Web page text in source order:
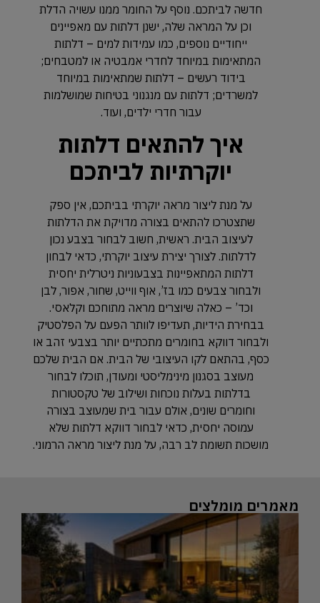
חדשה לביתכם. נוסף על החומר ממנו עשויה הדלת
וכן על המראה שלה, ישנן דלתות עם מאפיינים
ייחודיים נוספים, כמו עמידות למים – דלתות
המתאימות במיוחד לחדרי אמבטיה או למטבחים;
בידוד רעשים – דלתות שמתאימות במיוחד
למשרדים; דלתות עם מנגנוני בטיחות שמושלמות
עבור חדרי ילדים, ועוד.
איך להתאים דלתות
יוקרתיות לביתכם
על מנת ליצור מראה יוקרתי בביתכם, אין ספק
שתצטרכו להתאים בצורה מדויקת את הדלתות
לעיצוב הבית. ראשית, חשוב לבחור בצבע נכון
לדלתות. לצורך יצירת עיצוב יוקרתי, כדאי לבחון
דלתות המתאפיינות בצבעוניות ניטרלית יחסית
ולבחור צבעים כמו בז’, אוף ווייט, שחור, אפור, לבן
וכד’ – כאלה שיוצרים מראה מתוחכם וקלאסי.
בבחירת הידיות, תעדיפו לוותר הפעם על הפלסטיק
ולבחור דווקא בחומרים מתכתיים יותר בצבעי זהב או
כסף, בהתאם לקו העיצובי של הבית. אם הבית שלכם
מעוצב בסגנון מינימליסטי ומעודן, תוכלו לבחור
בדלתות בעלות נוכחות ושילוב של טקסטורות
וחומרים שונים, אולם עבור בית שמעוצב בצורה
עמוסה יחסית, כדאי לבחור דווקא דלתות שלא
מושכות תשומת לב רבה, על מנת ליצור מראה הרמוני.
מאמרים מומלצים